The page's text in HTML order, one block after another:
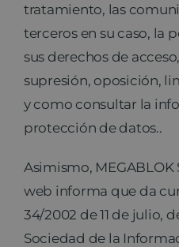
tratamiento, las
terceros en su caso, la
sus derechos de
supresión, oposición,
y como consultar la
protección de datos..
Asimismo, MEGABLOK
web informa que da
34/2002 de 11 de julio,
Sociedad de la